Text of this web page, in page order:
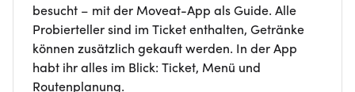
besucht – mit der Moveat-App als Guide. Alle
Probierteller sind im Ticket enthalten, Getränke
können zusätzlich gekauft werden. In der App
habt ihr alles im Blick: Ticket, Menü und
Routenplanung.